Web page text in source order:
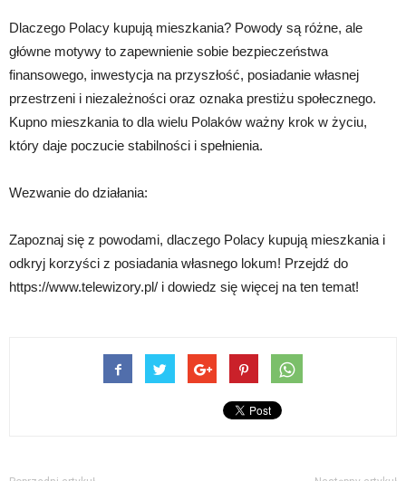
Dlaczego Polacy kupują mieszkania? Powody są różne, ale
główne motywy to zapewnienie sobie bezpieczeństwa
finansowego, inwestycja na przyszłość, posiadanie własnej
przestrzeni i niezależności oraz oznaka prestiżu społecznego.
Kupno mieszkania to dla wielu Polaków ważny krok w życiu,
który daje poczucie stabilności i spełnienia.
Wezwanie do działania:
Zapoznaj się z powodami, dlaczego Polacy kupują mieszkania i
odkryj korzyści z posiadania własnego lokum! Przejdź do
https://www.telewizory.pl/ i dowiedz się więcej na ten temat!